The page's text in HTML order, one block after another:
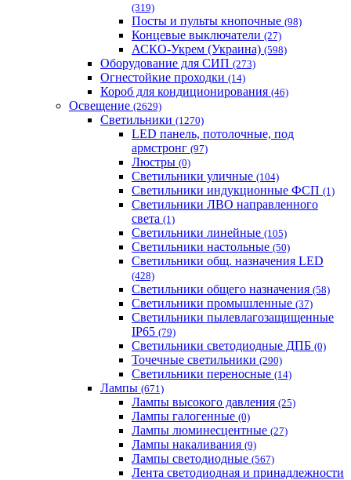
(319)
Посты и пульты кнопочные (98)
Концевые выключатели (27)
АСКО-Укрем (Украина) (598)
Оборудование для СИП (273)
Огнестойкие проходки (14)
Короб для кондиционирования (46)
Освещение (2629)
Светильники (1270)
LED панель, потолочные, под
армстронг (97)
Люстры (0)
Светильники уличные (104)
Светильники индукционные ФСП (1)
Светильники ЛВО направленного
света (1)
Светильники линейные (105)
Светильники настольные (50)
Светильники общ. назначения LED
(428)
Светильники общего назначения (58)
Светильники промышленные (37)
Светильники пылевлагозащищенные
IP65 (79)
Светильники светодиодные ДПБ (0)
Точечные светильники (290)
Светильники переносные (14)
Лампы (671)
Лампы высокого давления (25)
Лампы галогенные (0)
Лампы люминесцентные (27)
Лампы накаливания (9)
Лампы светодиодные (567)
Лента светодиодная и принадлежности